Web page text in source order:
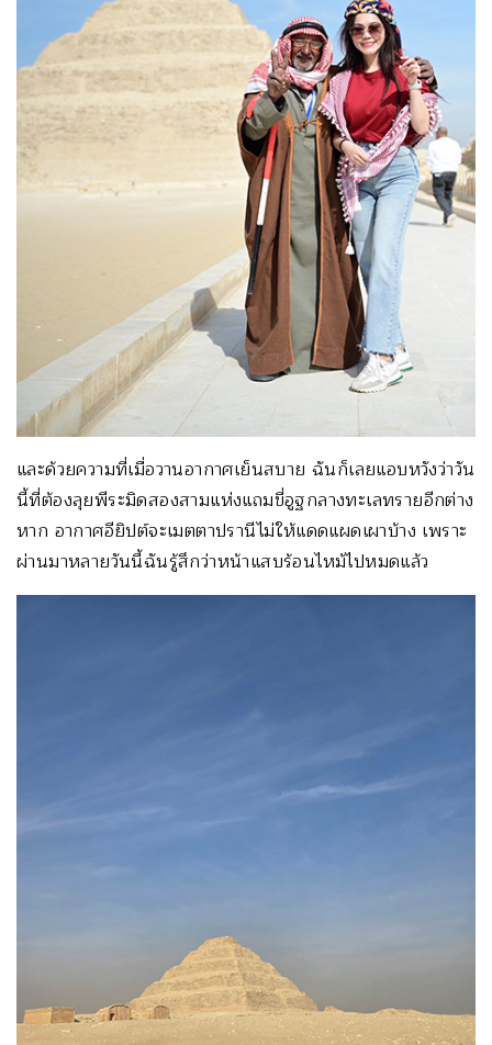
และด้วยความที่เมื่อวานอากาศเย็นสบาย ฉันก็เลยแอบหวังว่าวัน
นี้ที่ต้องลุยพีระมิดสองสามแห่งแถมขี่อูฐกลางทะเลทรายอีกต่าง
หาก อากาศอียิปต์จะเมตตาปรานีไม่ให้แดดแผดเผาบ้าง เพราะ
ผ่านมาหลายวันนี้ฉันรู้สึกว่าหน้าแสบร้อนไหม้ไปหมดแล้ว